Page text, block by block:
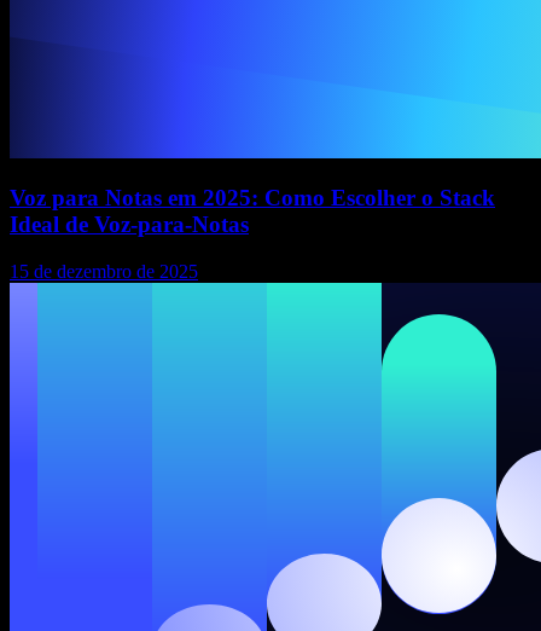
Voz para Notas em 2025: Como Escolher o Stack
Ideal de Voz-para-Notas
15 de dezembro de 2025